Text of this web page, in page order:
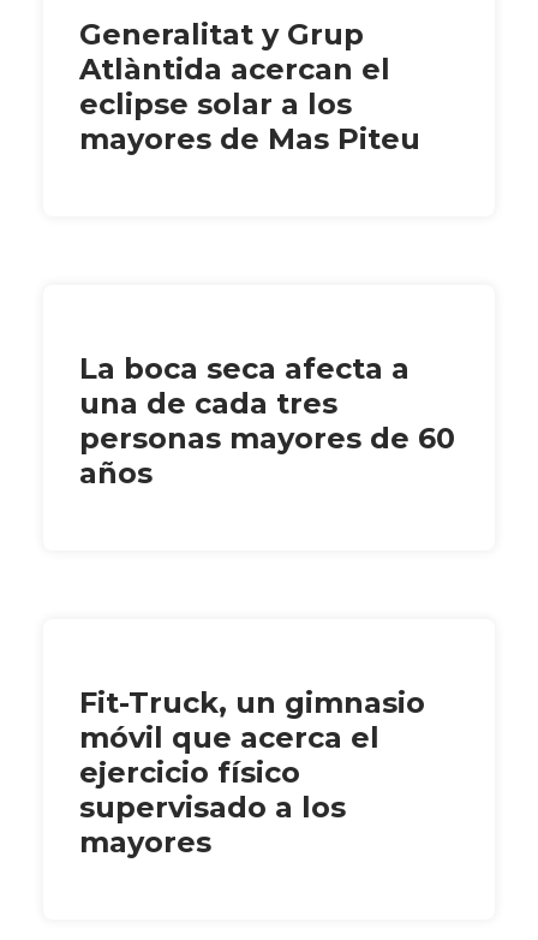
Generalitat y Grup
Atlàntida acercan el
eclipse solar a los
mayores de Mas Piteu
La boca seca afecta a
una de cada tres
personas mayores de 60
años
Fit-Truck, un gimnasio
móvil que acerca el
ejercicio físico
supervisado a los
mayores